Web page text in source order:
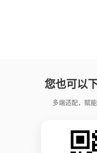
您也可以
多端适配，赋